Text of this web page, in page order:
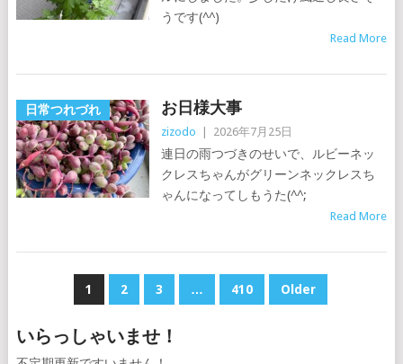
うです(^^)
Read More
日常つれづれ お日様大事
zizodo 2026年7月25日
連日の雨つづきのせいで、ルビーネッ
クレスちゃんがグリーンネックレスち
ゃんになってしもうた(^^;
Read More
の
1 2 3 … 410 Older
いらっしゃいませ！